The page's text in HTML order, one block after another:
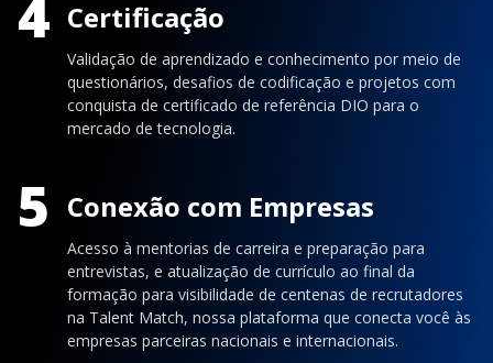
4 Certificação
Validação de aprendizado e conhecimento por meio de
questionários, desafios de codificação e projetos com
conquista de certificado de referência DIO para o
mercado de tecnologia.
5 Conexão com Empresas
Acesso à mentorias de carreira e preparação para
entrevistas, e atualização de currículo ao final da
formação para visibilidade de centenas de recrutadores
na Talent Match, nossa plataforma que conecta você às
empresas parceiras nacionais e internacionais.